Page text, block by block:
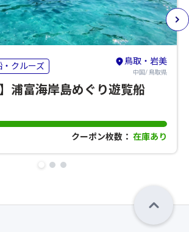
クルーズ 鳥取・岩美
中国/ 鳥取県
】浦富海岸島めぐり遊覧船
クーポン枚数： 在庫あり